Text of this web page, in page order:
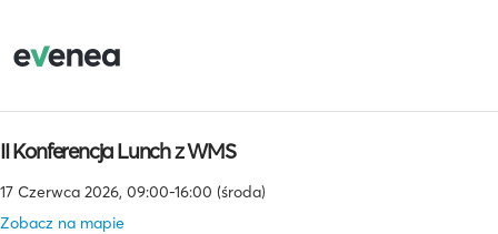
II Konferencja Lunch z WMS
17 Czerwca 2026, 09:00-16:00 (środa)
Zobacz na mapie